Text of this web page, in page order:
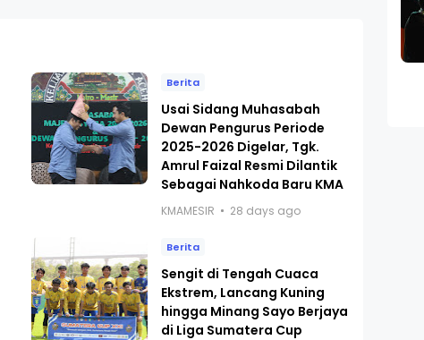
Berita
Usai Sidang Muhasabah
Dewan Pengurus Periode
2025-2026 Digelar, Tgk.
Amrul Faizal Resmi Dilantik
Sebagai Nahkoda Baru KMA
KMAMESIR 28 days ago
Berita
Sengit di Tengah Cuaca
Ekstrem, Lancang Kuning
hingga Minang Sayo Berjaya
di Liga Sumatera Cup